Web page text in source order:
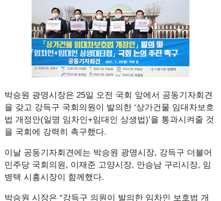
박승원 광명시장은 25일 오전 국회 앞에서 공동기자회견
을 갖고 강득구 국회의원이 발의한 ‘상가건물 임대차보호
법 개정안(일명 임차인+임대인 상생법)’을 통과시켜줄 것
을 국회에 강력히 촉구했다.
이날 공동기자회견에는 박승원 광명시장, 강득구 더불어
민주당 국회의원, 이재준 고양시장, 안승남 구리시장, 임
병택 시흥시장이 함께했다.
박승원 시장은 “강득구 의원이 발의한 임차인 보호법 개